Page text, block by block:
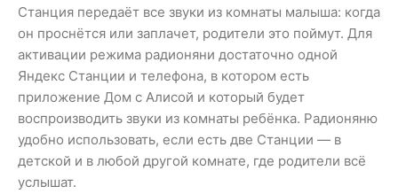
Станция передаёт все звуки из комнаты малыша: когда
он проснётся или заплачет, родители это поймут. Для
активации режима радионяни достаточно одной
Яндекс Станции и телефона, в котором есть
приложение Дом с Алисой и который будет
воспроизводить звуки из комнаты ребёнка. Радионяню
удобно использовать, если есть две Станции — в
детской и в любой другой комнате, где родители всё
услышат.